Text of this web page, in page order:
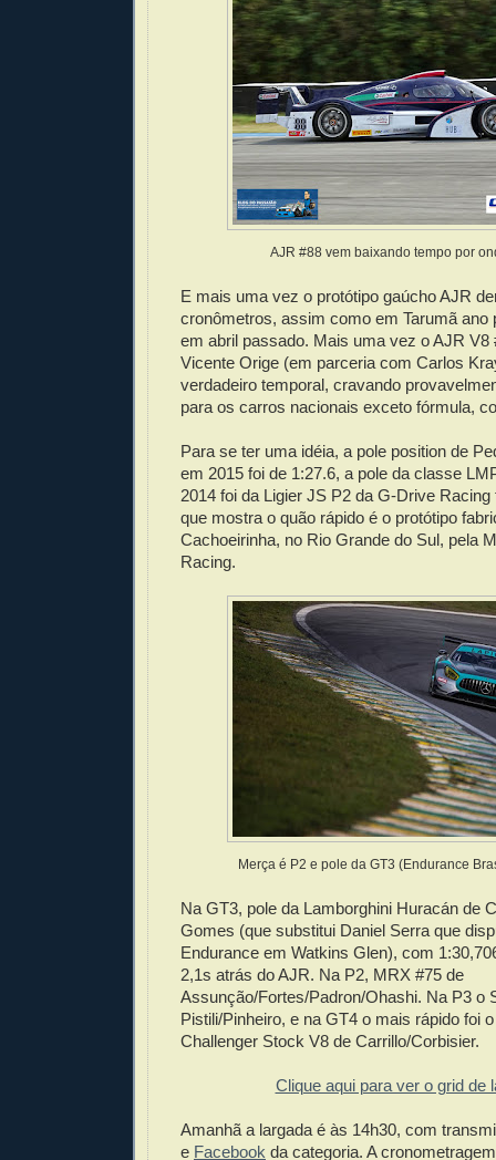
AJR #88 vem baixando tempo por
E mais uma vez o protótipo gaúcho AJR
cronômetros, assim como em Tarumã ano
em abril passado. Mais uma vez o AJR V8
Vicente Orige (em parceria com Carlos
verdadeiro temporal, cravando
para os carros nacionais exceto fórmula,
Para se ter uma idéia, a pole position de
em 2015 foi de 1:27.6, a pole da classe
2014 foi da Ligier JS P2 da G-Drive Racing
que mostra o quão rápido é o protótipo
Cachoeirinha, no Rio Grande do Sul, pela
Racing.
Merça é P2 e pole da GT3 (Endurance
Na GT3, pole da Lamborghini Huracán de
Gomes (que substitui Daniel Serra que
Endurance em Watkins Glen), com
2,1s atrás do AJR. Na P2, MRX #75 de
Assunção/Fortes/Padron/Ohashi. Na P3 o
Pistili/Pinheiro, e na GT4 o mais rápido foi
Challenger Stock V8 de Carrillo/Corbisier.
Clique aqui para ver o grid de
Amanhã a largada é às 14h30, com
e Facebook da categoria. A